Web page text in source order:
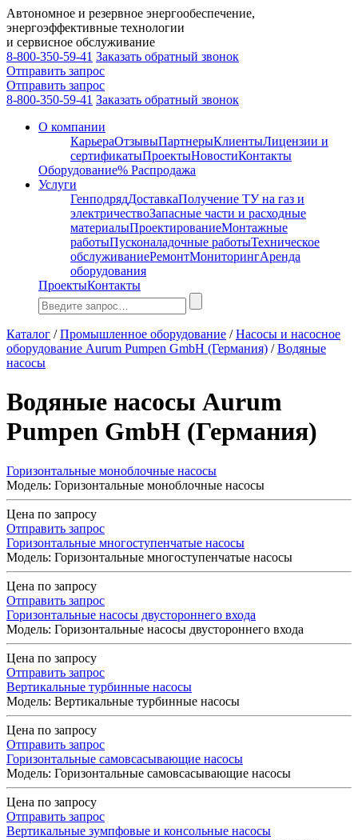
Автономное и резервное энергообеспечение,
энергоэффективные технологии
и сервисное обслуживание
8-800-350-59-41 Заказать обратный звонок
Отправить запрос
Отправить запрос
8-800-350-59-41 Заказать обратный звонок
О компании
КарьераОтзывыПартнерыКлиентыЛицензии и
сертификатыПроектыНовостиКонтакты
Оборудование% Распродажа
Услуги
ГенподрядДоставкаПолучение ТУ на газ и
электричествоЗапасные части и расходные
материалыПроектированиеМонтажные
работыПусконаладочные работыТехническое
обслуживаниеРемонтМониторингАренда
оборудования
ПроектыКонтакты
Каталог /Промышленное оборудование /Насосы и насосное
оборудование Aurum Pumpen GmbH (Германия) /Водяные
насосы
Водяные насосы Aurum
Pumpen GmbH (Германия)
Горизонтальные моноблочные насосы
Модель: Горизонтальные моноблочные насосы
Цена по запросу
Отправить запрос
Горизонтальные многоступенчатые насосы
Модель: Горизонтальные многоступенчатые насосы
Цена по запросу
Отправить запрос
Горизонтальные насосы двустороннего входа
Модель: Горизонтальные насосы двустороннего входа
Цена по запросу
Отправить запрос
Вертикальные турбинные насосы
Модель: Вертикальные турбинные насосы
Цена по запросу
Отправить запрос
Горизонтальные самовсасывающие насосы
Модель: Горизонтальные самовсасывающие насосы
Цена по запросу
Отправить запрос
Вертикальные зумпфовые и консольные насосы